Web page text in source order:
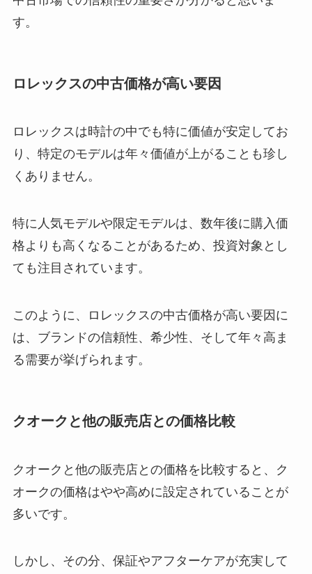
す。
ロレックスの中古価格が高い要因
ロレックスは時計の中でも特に価値が安定してお
り、特定のモデルは年々価値が上がることも珍し
くありません。
特に人気モデルや限定モデルは、数年後に購入価
格よりも高くなることがあるため、投資対象とし
ても注目されています。
このように、ロレックスの中古価格が高い要因に
は、ブランドの信頼性、希少性、そして年々高ま
る需要が挙げられます。
クオークと他の販売店との価格比較
クオークと他の販売店との価格を比較すると、ク
オークの価格はやや高めに設定されていることが
多いです。
しかし、その分、保証やアフターケアが充実して